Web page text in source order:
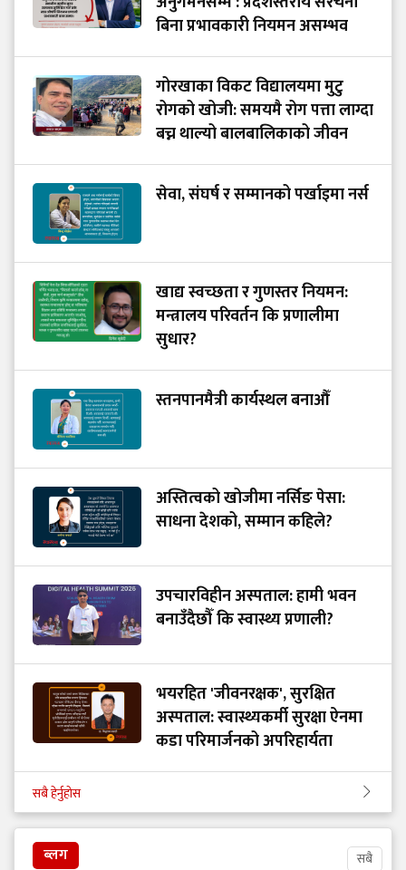
बिना प्रभावकारी नियमन असम्भव
गोरखाका विकट विद्यालयमा मुटु
रोगको खोजी: समयमै रोग पत्ता लाग्दा
बच्न थाल्यो बालबालिकाको जीवन
सेवा, संघर्ष र सम्मानको पर्खाइमा नर्स
खाद्य स्वच्छता र गुणस्तर नियमन:
मन्त्रालय परिवर्तन कि प्रणालीमा
सुधार?
स्तनपानमैत्री कार्यस्थल बनाऔँ
अस्तित्वको खोजीमा नर्सिङ पेसा:
साधना देशको, सम्मान कहिले?
उपचारविहीन अस्पताल: हामी भवन
बनाउँदैछौँ कि स्वास्थ्य प्रणाली?
भयरहित 'जीवनरक्षक', सुरक्षित
अस्पताल: स्वास्थ्यकर्मी सुरक्षा ऐनमा
कडा परिमार्जनको अपरिहार्यता
सबै हेर्नुहोस
ब्लग सबै